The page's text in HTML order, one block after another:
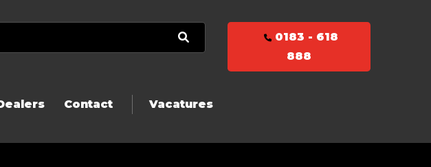
0183 - 618
888
Contact Vacatures